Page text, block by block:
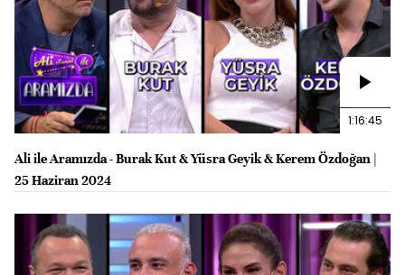
1:16:45
Ali ile Aramızda - Burak Kut & Yüsra Geyik & Kerem Özdoğan |
25 Haziran 2024